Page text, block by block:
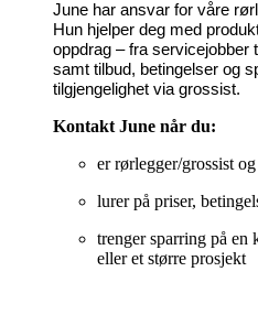
June har ansvar for våre
Hun hjelper deg med
oppdrag – fra servicejobber
samt tilbud, betingelser og
tilgjengelighet via grossist.
Kontakt June når du:
er rørlegger/grossist
lurer på priser,
trenger sparring på en
eller et større prosjekt